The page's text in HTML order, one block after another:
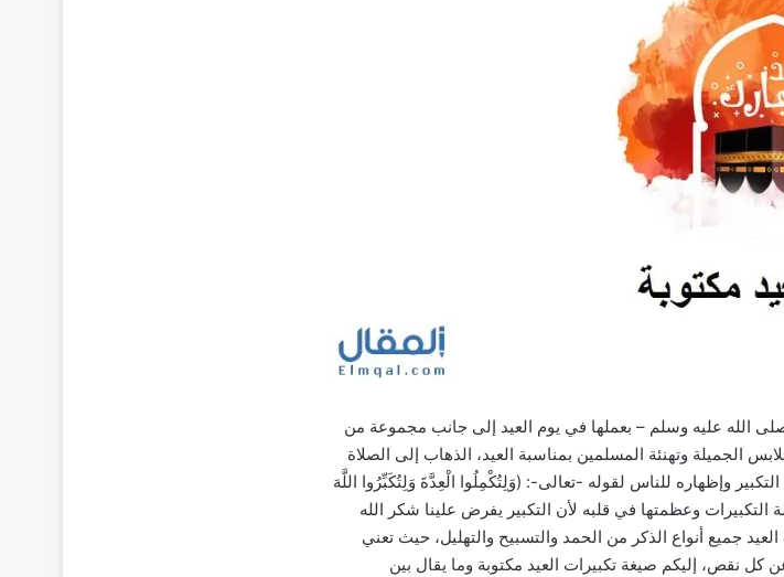
صلى الله عليه وسلم – بعملها في يوم العيد إلى جانب مجموعة من
الجميلة وتهنئة المسلمين بمناسبة العيد، الذهاب إلى الصلاة
وإظهاره للناس لقوله -تعالى-: (وَلِتُكْمِلُوا الْعِدَّةَ وَلِتُكَبِّرُوا اللَّهَ
وعظمتها في قلبه لأن التكبير يفرض علينا شكر الله
جميع أنواع الذكر من الحمد والتسبيح والتهليل، حيث تعني
نقص، إليكم صيغة تكبيرات العيد مكتوبة وما يقال بين